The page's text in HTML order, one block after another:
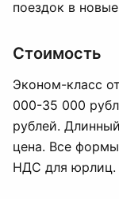
поездок в
Стоимость
Эконом-класс
000-35 000
рублей.
цена. Все
НДС для юрлиц.